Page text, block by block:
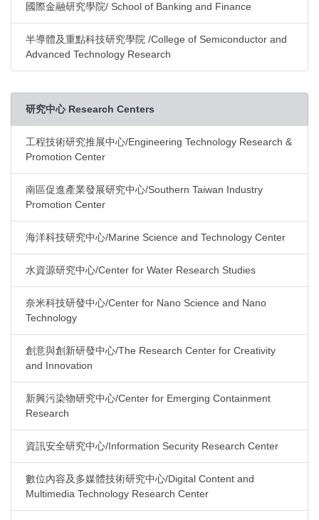
國際金融研究學院/ School of Banking and Finance
半導體及重點科技研究學院 /College of Semiconductor and
Advanced Technology Research
研究中心 Research Centers
工程技術研究推展中心/Engineering Technology Research &
Promotion Center
南區促進產業發展研究中心/Southern Taiwan Industry
Promotion Center
海洋科技研究中心/Marine Science and Technology Center
水資源研究中心/Center for Water Research Studies
奈米科技研發中心/Center for Nano Science and Nano
Technology
創意與創新研發中心/The Research Center for Creativity
and Innovation
新興污染物研究中心/Center for Emerging Containment
Research
資訊安全研究中心/Information Security Research Center
數位內容及多媒體技術研究中心/Digital Content and
Multimedia Technology Research Center